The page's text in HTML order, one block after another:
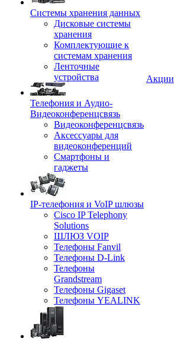
Системы хранения данных
Дисковые системы
хранения
Комплектующие к
системам хранения
Ленточные
устройства
Телефония и Аудио-
Видеоконференцсвязь
Видеоконференцсвязь
Аксессуары для
видеоконференций
Смартфоны и
гаджеты
IP-телефония и VoIP шлюзы
Cisco IP Telephony
Solutions
ШЛЮЗ VOIP
Телефоны Fanvil
Телефоны D-Link
Телефоны
Grandstream
Телефоны Gigaset
Телефоны YEALINK
Акции